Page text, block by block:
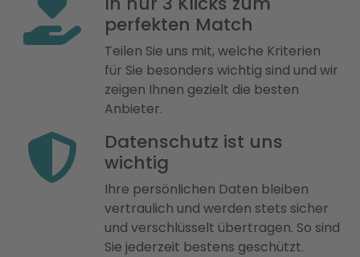
perfekten Match
Teilen Sie uns mit, welche Kriterien
für Sie besonders wichtig sind und wir
zeigen Ihnen gezielt die besten
Anbieter.
Datenschutz ist uns
wichtig
Ihre persönlichen Daten bleiben
vertraulich und werden stets sicher
und verschlüsselt übertragen. So sind
Sie jederzeit bestens geschützt.